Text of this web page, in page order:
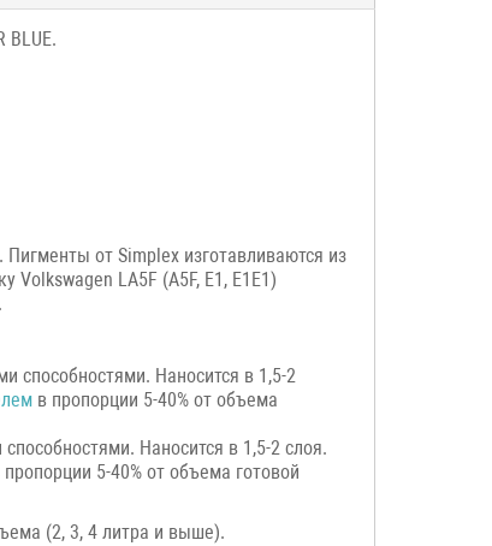
BLUE.
от Simplex изготавливаются из
LA5F (A5F, E1, E1E1)
способностями. Наносится в 1,5-2
в пропорции 5-40% от объема
Наносится в 1,5-2 слоя.
пропорции 5-40% от объема готовой
(2, 3, 4 литра и выше).